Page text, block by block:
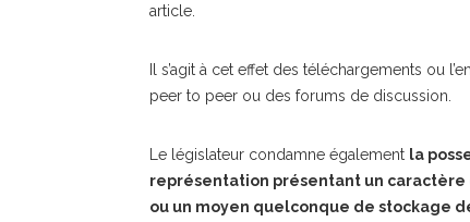
article.
Il s’agit à cet effet des téléchargements ou
peer to peer ou des forums de discussion.
Le législateur condamne également la
représentation présentant un
ou un moyen quelconque de stockage